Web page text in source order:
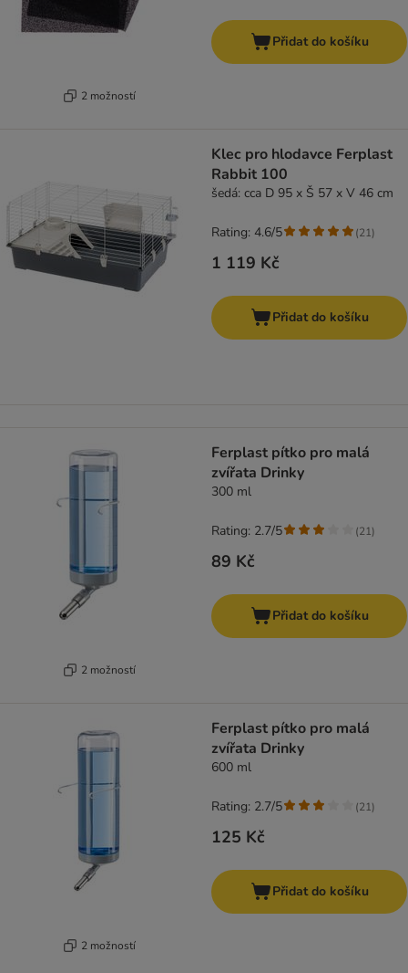
2 možností
Přidat do košíku
Klec pro hlodavce Ferplast
Rabbit 100
šedá: cca D 95 x Š 57 x V 46 cm
1 119 Kč
Rating: 4.6/5 (21)
Přidat do košíku
2 možností
Ferplast pítko pro malá
zvířata Drinky
300 ml
89 Kč
Rating: 2.7/5 (21)
Přidat do košíku
2 možností
Ferplast pítko pro malá
zvířata Drinky
600 ml
125 Kč
Rating: 2.7/5 (21)
Přidat do košíku